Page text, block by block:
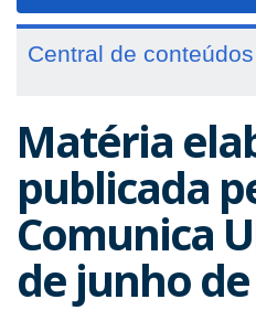
Central de conteúdos
Matéria
publicada
Comunica
de junho de